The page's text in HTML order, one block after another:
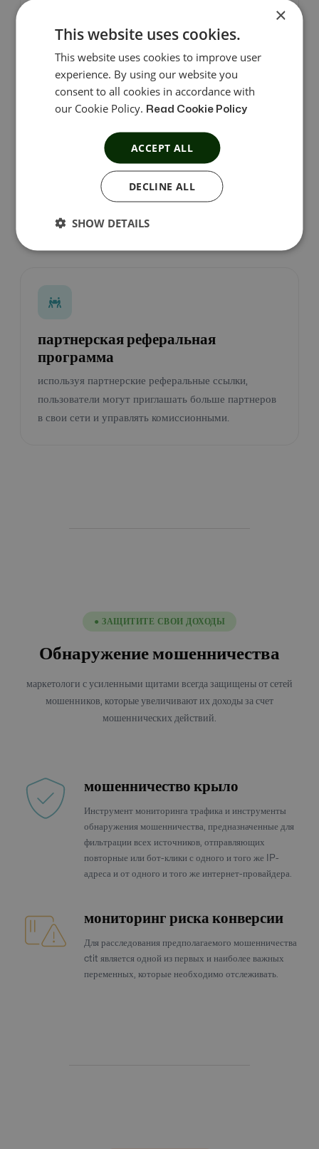
контенту, используя предварительные целевые
глубокая ссылка
для увеличения продаж он позволяет партнерам
использовать свои наиболее эффективные целевые
страницы.
партнерская реферальная
программа
используя партнерские реферальные ссылки,
пользователи могут приглашать больше партнеров
в свои сети и управлять комиссионными.
● ЗАЩИТИТЕ СВОИ ДОХОДЫ
Обнаружение мошенничества
маркетологи с усиленными щитами всегда защищены от сетей
мошенников, которые увеличивают их доходы за счет
мошеннических действий.
мошенничество крыло
Инструмент мониторинга трафика и инструменты
обнаружения мошенничества, предназначенные для
фильтрации всех источников, отправляющих
повторные или бот-клики с одного и того же IP-
адреса и от одного и того же интернет-провайдера.
мониторинг риска конверсии
Для расследования предполагаемого мошенничества
ctit является одной из первых и наиболее важных
переменных, которые необходимо отслеживать.
×
This website uses cookies.
This website uses cookies to improve user
experience. By using our website you
consent to all cookies in accordance with
our Cookie Policy. Read Cookie Policy
ACCEPT ALL
DECLINE ALL
SHOW DETAILS